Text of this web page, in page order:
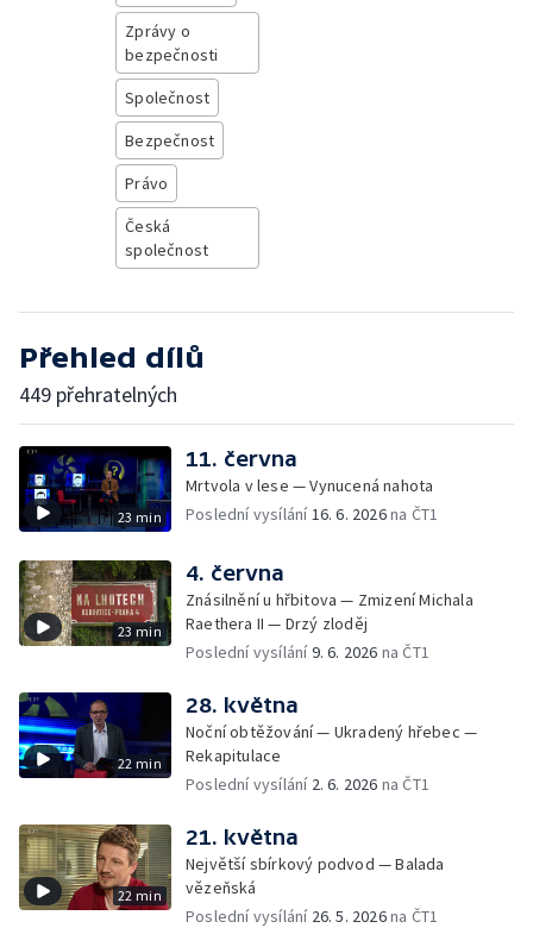
Zprávy o
bezpečnosti
Společnost
Bezpečnost
Právo
Česká
společnost
Přehled dílů
449 přehratelných
23 min
11. června
Mrtvola v lese — Vynucená nahota
Poslední vysílání16. 6. 2026na ČT1
23 min
4. června
Znásilnění u hřbitova — Zmizení Michala
Raethera II — Drzý zloděj
Poslední vysílání9. 6. 2026 na ČT1
22 min
28. května
Noční obtěžování — Ukradený hřebec —
Rekapitulace
Poslední vysílání 2. 6. 2026 na ČT1
22 min
21. května
Největší sbírkový podvod — Balada
vězeňská
Poslední vysílání 26. 5. 2026na ČT1